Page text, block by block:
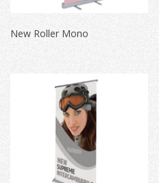
New Roller Mono